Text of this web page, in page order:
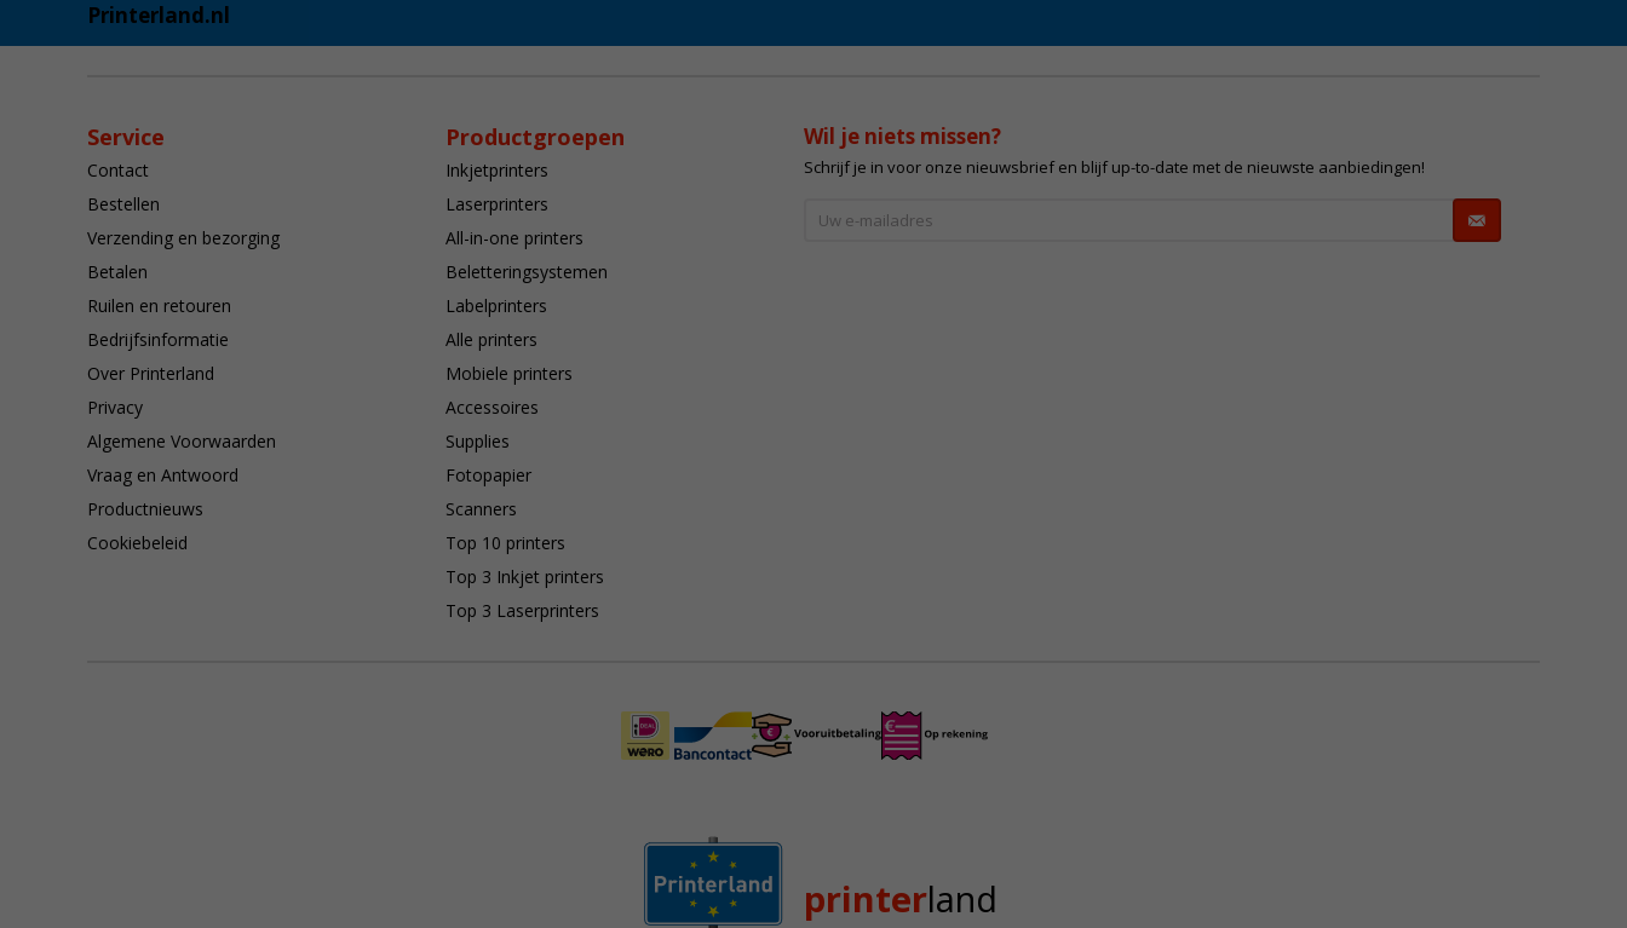
Printerland.nl
Service
Contact
Bestellen
Verzending en bezorging
Betalen
Ruilen en retouren
Bedrijfsinformatie
Over Printerland
Privacy
Algemene Voorwaarden
Vraag en Antwoord
Productnieuws
Cookiebeleid
Productgroepen
Inkjetprinters
Laserprinters
All-in-one printers
Beletteringsystemen
Labelprinters
Alle printers
Mobiele printers
Accessoires
Supplies
Fotopapier
Scanners
Top 10 printers
Top 3 Inkjet printers
Top 3 Laserprinters
Wil je niets missen?
Schrijf je in voor onze nieuwsbrief en blijf up-to-date met de nieuwste aanbiedingen!
printerland